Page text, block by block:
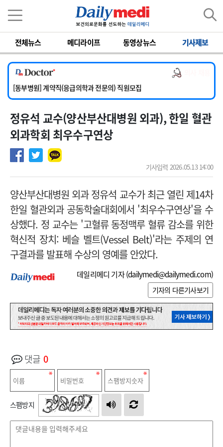
전체뉴스 메디라이프 동영상뉴스 기사제보
[서울아산병원] 2026년 하반기 인턴 모집
[영남대학교의료원] 마취통증의학과 임기제 임상의사 채용
[충남대학교병원] 소아청소년과(소아응급전담) 계약직 의사 공개채용
[동부병원] 계약직(응급의학과 전문의) 직원모집
[이대목동병원] 하반기 전공의(레지던트1년차) 모집
[서울아산병원] 2026년 하반기 인턴 모집
[영남대학교의료원] 마취통증의학과 임기제 임상의사 채용
정유석 교수(양산부산대병원 외과), 한일 혈관
외과학회 최우수구연상
기사입력 2026.05.13 14:00
양산부산대병원 외과 정유석 교수가 최근 열린 제14차
한일 혈관외과 공동학술대회에서 '최우수구연상'을 수
상했다. 정 교수는 '고혈류 동정맥루 혈류 감소를 위한
혁신적 장치: 베슬 벨트(Vessel Belt)'라는 주제의 연
구결과를 발표해 수상의 영예를 안았다.
데일리메디 기자 (dailymedi@dailymedi.com)
기자의 다른기사보기
댓글 0
스팸방지